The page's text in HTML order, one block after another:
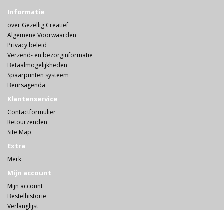
Informatie
over Gezellig Creatief
Algemene Voorwaarden
Privacy beleid
Verzend- en bezorginformatie
Betaalmogelijkheden
Spaarpunten systeem
Beursagenda
Klantenservice
Contactformulier
Retourzenden
Site Map
Extra
Merk
Mijn account
Mijn account
Bestelhistorie
Verlanglijst